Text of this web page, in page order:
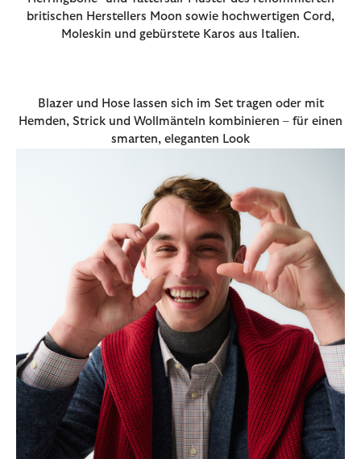
britischen Herstellers Moon sowie hochwertigen Cord,
Moleskin und gebürstete Karos aus Italien.
Blazer und Hose lassen sich im Set tragen oder mit
Hemden, Strick und Wollmänteln kombinieren – für einen
smarten, eleganten Look